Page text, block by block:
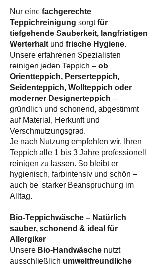
Nur eine fachgerechte
Teppichreinigung sorgtfür
tiefgehende Sauberkeit, langfristigen
Werterhalt und frische Hygiene.
Unsere erfahrenen Spezialisten
reinigen jeden Teppich – ob
Orientteppich, Perserteppich,
Seidenteppich, Wollteppich oder
moderner Designerteppich –
gründlich und schonend, abgestimmt
auf Material, Herkunft und
Verschmutzungsgrad.
Je nach Nutzung empfehlen wir, Ihren
Teppich alle 1 bis 3 Jahre professionell
reinigen zu lassen. So bleibt er
hygienisch, farbintensiv und schön –
auch bei starker Beanspruchung im
Alltag.
Bio-Teppichwäsche – Natürlich
sauber, schonend & ideal für
Allergiker
Unsere Bio-Handwäsche nutzt
ausschließlich umweltfreundliche